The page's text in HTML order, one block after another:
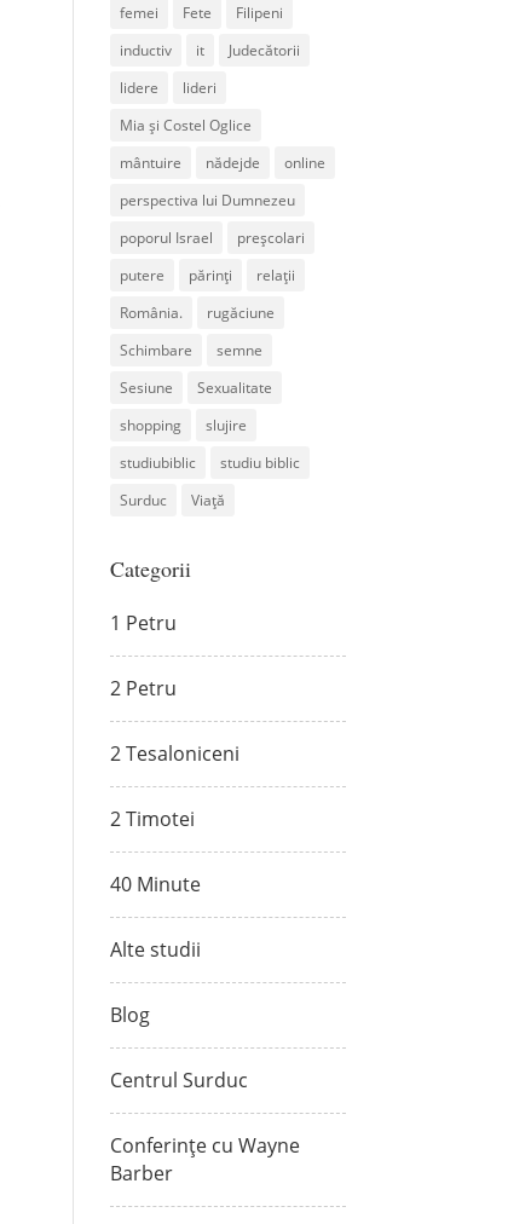
femei
Fete
Filipeni
inductiv
it
Judecătorii
lidere
lideri
Mia și Costel Oglice
mântuire
nădejde
online
perspectiva lui Dumnezeu
poporul Israel
preșcolari
putere
părinți
relații
România.
rugăciune
Schimbare
semne
Sesiune
Sexualitate
shopping
slujire
studiubiblic
studiu biblic
Surduc
Viață
Categorii
1 Petru
2 Petru
2 Tesaloniceni
2 Timotei
40 Minute
Alte studii
Blog
Centrul Surduc
Conferințe cu Wayne
Barber